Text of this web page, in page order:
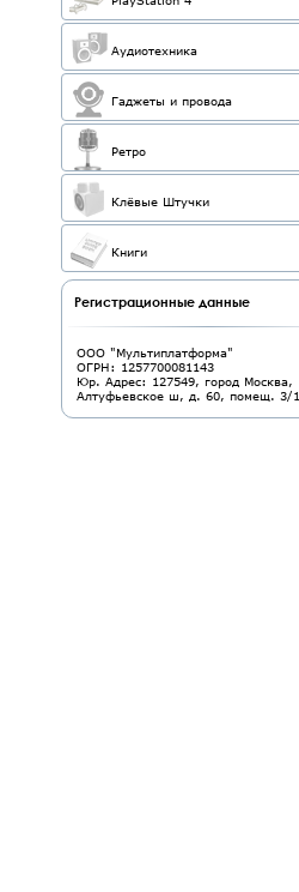
Аудиотехника
Гаджеты и провода
Ретро
Клёвые Штучки
Книги
Регистрационные данные
ООО "Мультиплатформа"
ОГРН: 1257700081143
Юр. Адрес: 127549, город Москва,
Алтуфьевское ш, д. 60, помещ. 3/1